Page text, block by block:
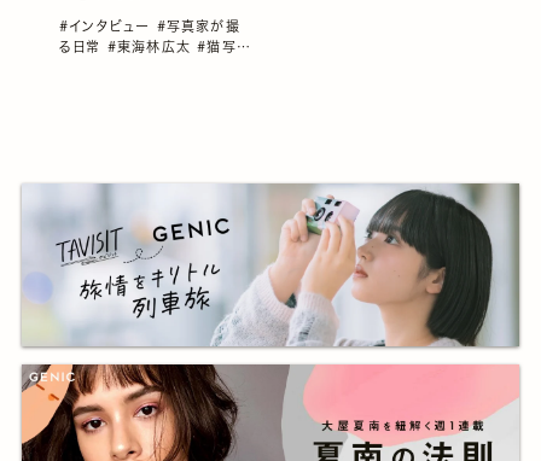
#インタビュー #写真家が撮
る日常 #東海林広太#猫写真